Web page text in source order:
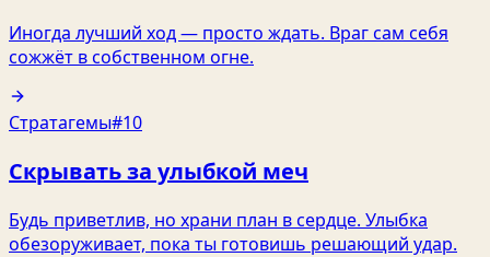
Иногда лучший ход — просто ждать. Враг сам себя
сожжёт в собственном огне.
Стратагемы#10
Скрывать за улыбкой меч
Будь приветлив, но храни план в сердце. Улыбка
обезоруживает, пока ты готовишь решающий удар.